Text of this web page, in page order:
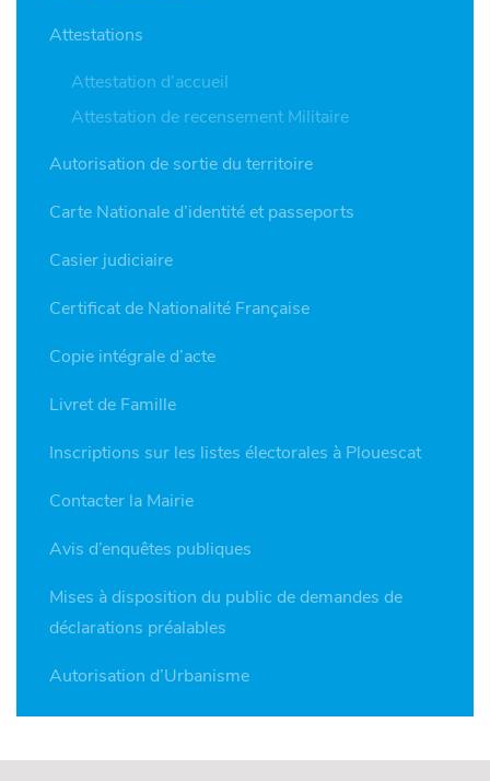
Attestations
Attestation d’accueil
Attestation de recensement Militaire
Autorisation de sortie du territoire
Carte Nationale d’identité et passeports
Casier judiciaire
Certificat de Nationalité Française
Copie intégrale d’acte
Livret de Famille
Inscriptions sur les listes électorales à Plouescat
Contacter la Mairie
Avis d’enquêtes publiques
Mises à disposition du public de demandes de
déclarations préalables
Autorisation d’Urbanisme